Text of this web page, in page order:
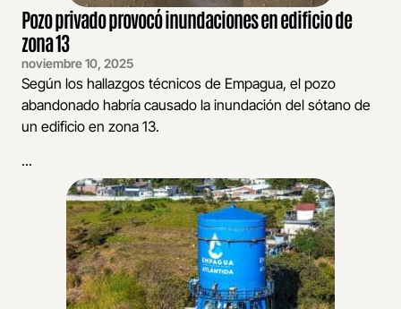
Pozo privado provocó inundaciones en edificio de
zona 13
noviembre 10, 2025
Según los hallazgos técnicos de Empagua, el pozo
abandonado habría causado la inundación del sótano de
un edificio en zona 13.
...